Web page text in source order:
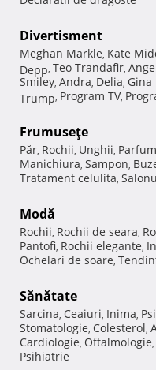
Divertisment
Meghan Markle, Kate
Depp, Teo Trandafir,
Smiley, Andra, Delia, Gina
Trump, Program TV,
Frumuseţe
Păr, Rochii, Unghii,
Manichiura, Sampon,
Tratament celulita,
Modă
Rochii, Rochii de seara,
Pantofi, Rochii elegante,
Ochelari de soare,
Sănătate
Sarcina, Ceaiuri, Inima,
Stomatologie, Colesterol,
Cardiologie, Oftalmologie,
Psihiatrie